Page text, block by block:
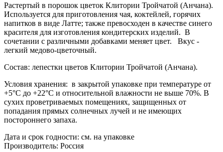
Растертый в порошок цветок Клитории Тройчатой (Анчана).
Используется для приготовления чая, коктейлей, горячих
напитков в виде Латте; также превосходен в качестве синего
красителя для изготовления кондитерских изделий. В
сочетании с различными добавками меняет цвет. Вкус -
легкий медово-цветочный.
Состав: лепестки цветов Клитории Тройчатой (Анчана).
Условия хранения: в закрытой упаковке при температуре от
+5°C до +22°C и относительной влажности не выше 70%. В
сухих проветриваемых помещениях, защищенных от
попадания прямых солнечных лучей и не имеющих
постороннего запаха.
Дата и срок годности: см. на упаковке
Производитель: Россия